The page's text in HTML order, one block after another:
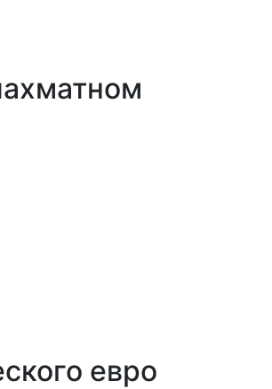
евро